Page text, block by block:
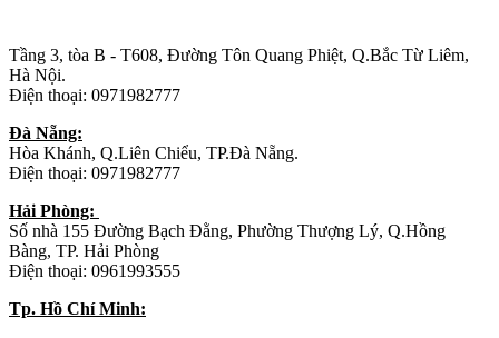
Tầng 3, tòa B - T608, Đường Tôn Quang Phiệt, Q.Bắc Từ Liêm,
Hà Nội.
Điện thoại: 0971982777
Đà Nẵng:
Hòa Khánh, Q.Liên Chiểu, TP.Đà Nẵng.
Điện thoại: 0971982777
Hải Phòng:
Số nhà 155 Đường Bạch Đằng, Phường Thượng Lý, Q.Hồng
Bàng, TP. Hải Phòng
Điện thoại: 0961993555
Tp. Hồ Chí Minh: